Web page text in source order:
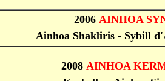
2006 AINHOA SY
Ainhoa Shakliris - Sybill
2008 AINHOA